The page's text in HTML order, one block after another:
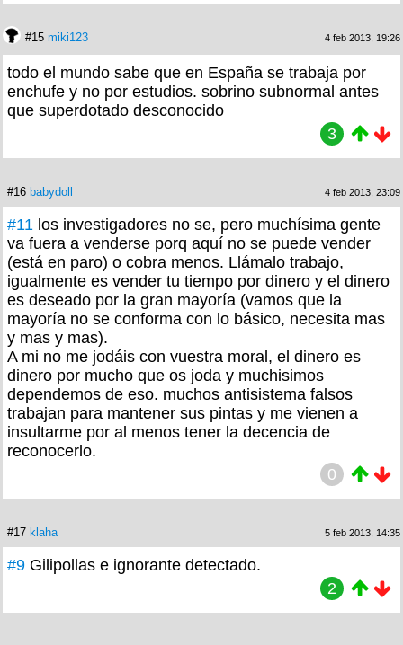
#15 miki123 4 feb 2013, 19:26
todo el mundo sabe que en España se trabaja por
enchufe y no por estudios. sobrino subnormal antes
que superdotado desconocido
3
#16 babydoll 4 feb 2013, 23:09
#11 los investigadores no se, pero muchísima gente
va fuera a venderse porq aquí no se puede vender
(está en paro) o cobra menos. Llámalo trabajo,
igualmente es vender tu tiempo por dinero y el dinero
es deseado por la gran mayoría (vamos que la
mayoría no se conforma con lo básico, necesita mas
y mas y mas).
A mi no me jodáis con vuestra moral, el dinero es
dinero por mucho que os joda y muchisimos
dependemos de eso. muchos antisistema falsos
trabajan para mantener sus pintas y me vienen a
insultarme por al menos tener la decencia de
reconocerlo.
0
#17 klaha 5 feb 2013, 14:35
#9 Gilipollas e ignorante detectado.
2